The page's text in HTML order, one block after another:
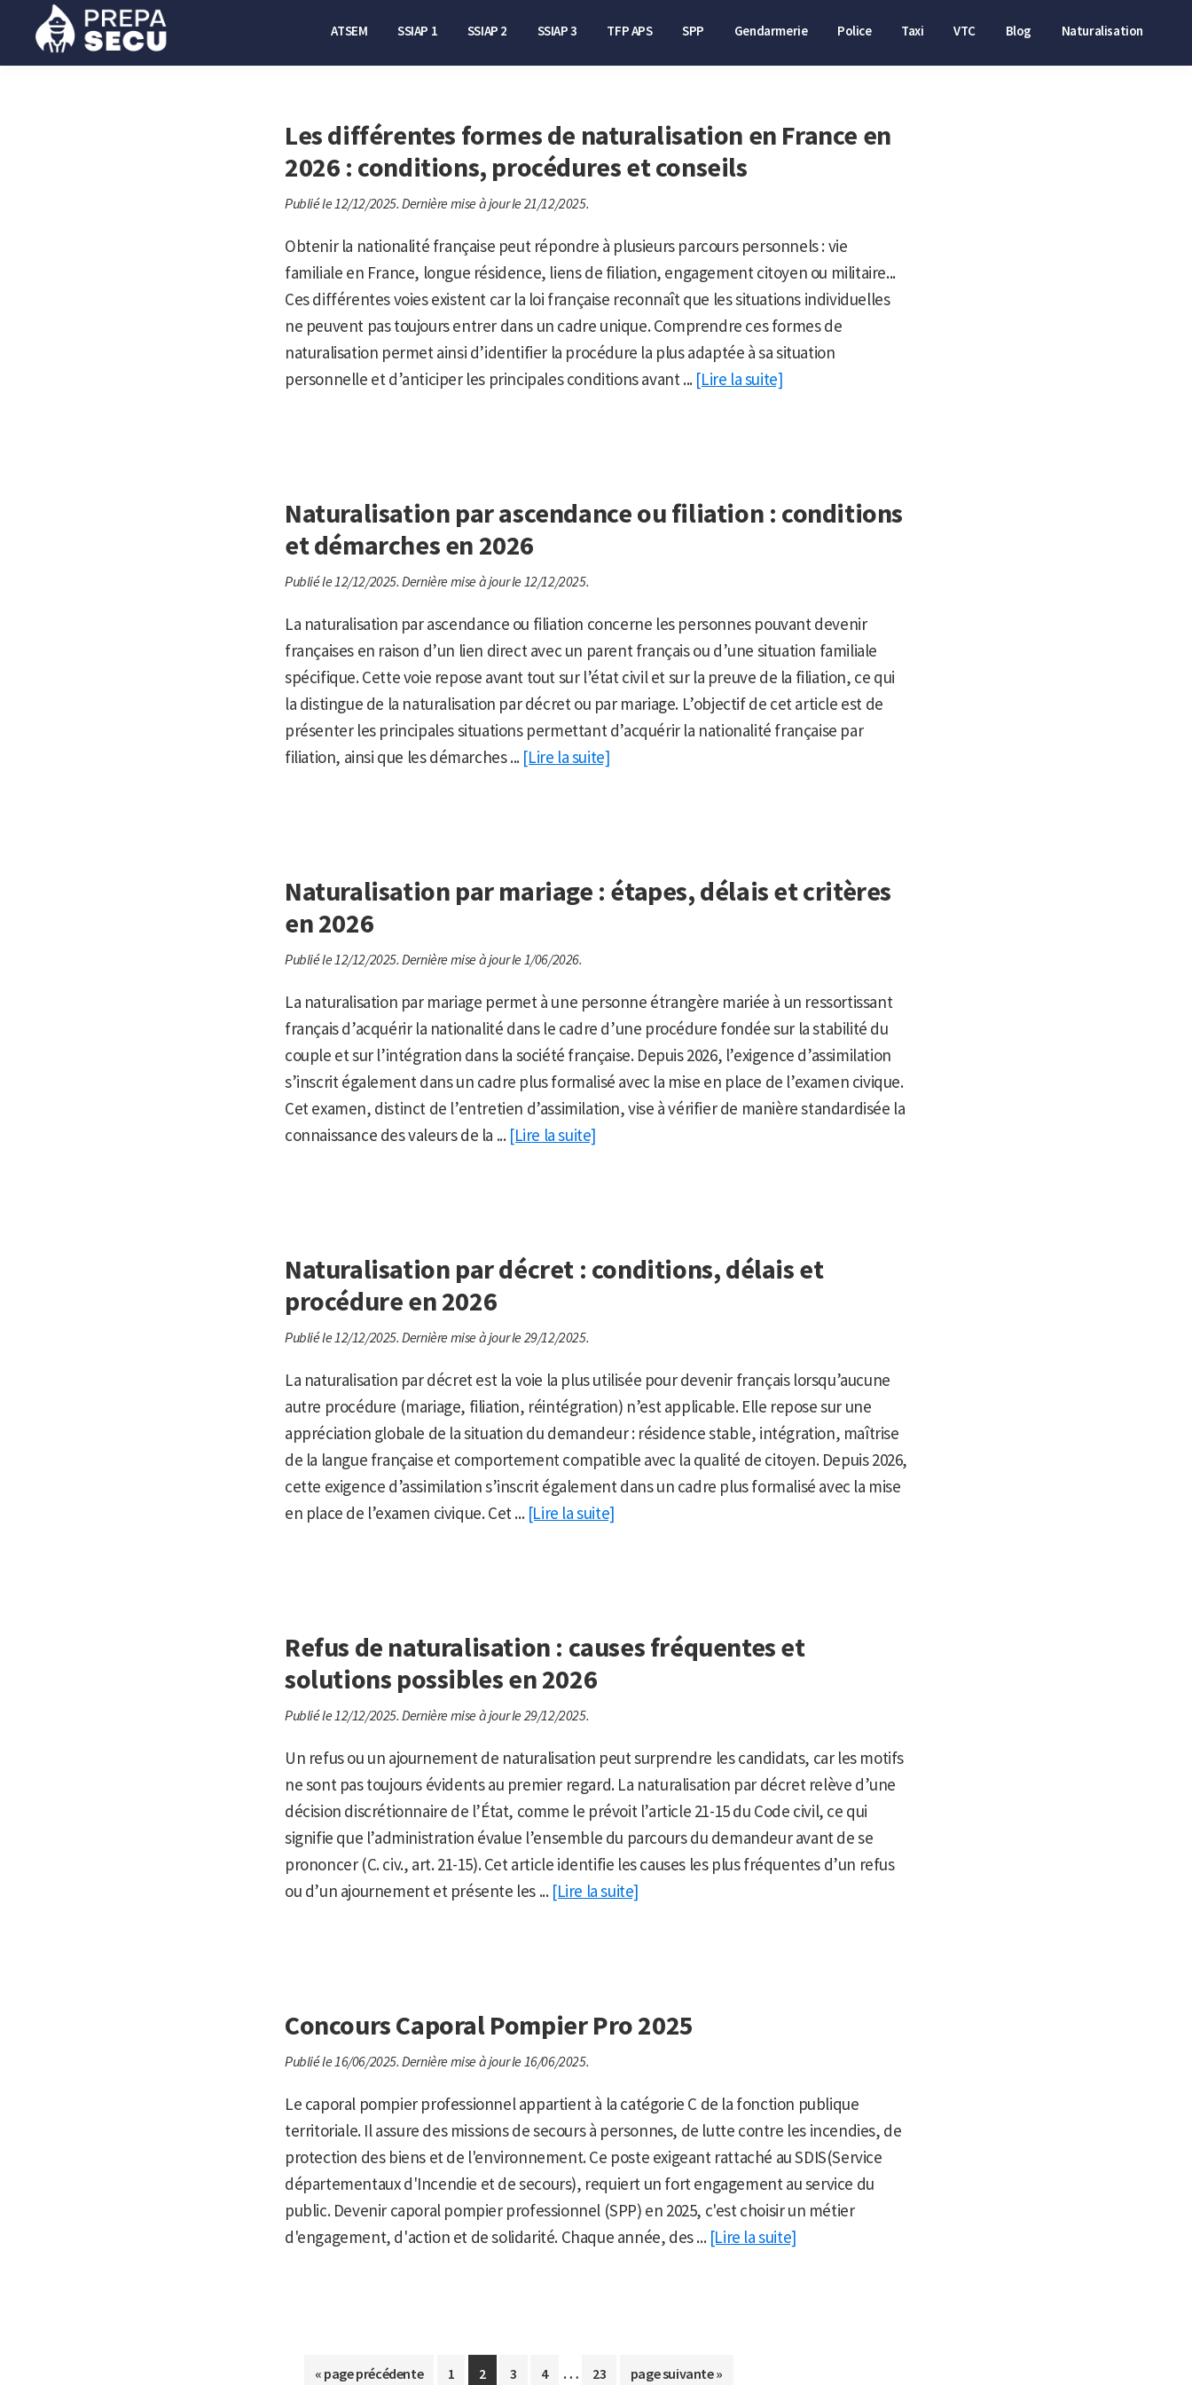
la
contenuPrepasecu
ATSEM SSIAP 1 SSIAP 2 SSIAP 3 TFP APS SPP Gendarmerie Police Taxi VTC Blog Naturalisation
Les différentes formes de naturalisation en France en
2026 : conditions, procédures et conseils
Publié le 12/12/2025. Dernière mise à jour le 21/12/2025.
Obtenir la nationalité française peut répondre à plusieurs parcours personnels : vie
familiale en France, longue résidence, liens de filiation, engagement citoyen ou militaire...
Ces différentes voies existent car la loi française reconnaît que les situations individuelles
ne peuvent pas toujours entrer dans un cadre unique. Comprendre ces formes de
naturalisation permet ainsi d’identifier la procédure la plus adaptée à sa situation
personnelle et d’anticiper les principales conditions avant ... [Lire la suite]
Naturalisation par ascendance ou filiation : conditions
et démarches en 2026
Publié le 12/12/2025. Dernière mise à jour le 12/12/2025.
La naturalisation par ascendance ou filiation concerne les personnes pouvant devenir
françaises en raison d’un lien direct avec un parent français ou d’une situation familiale
spécifique. Cette voie repose avant tout sur l’état civil et sur la preuve de la filiation, ce qui
la distingue de la naturalisation par décret ou par mariage. L’objectif de cet article est de
présenter les principales situations permettant d’acquérir la nationalité française par
filiation, ainsi que les démarches ... [Lire la suite]
Naturalisation par mariage : étapes, délais et critères
en 2026
Publié le 12/12/2025. Dernière mise à jour le 1/06/2026.
La naturalisation par mariage permet à une personne étrangère mariée à un ressortissant
français d’acquérir la nationalité dans le cadre d’une procédure fondée sur la stabilité du
couple et sur l’intégration dans la société française. Depuis 2026, l’exigence d’assimilation
s’inscrit également dans un cadre plus formalisé avec la mise en place de l’examen civique.
Cet examen, distinct de l’entretien d’assimilation, vise à vérifier de manière standardisée la
connaissance des valeurs de la ... [Lire la suite]
Naturalisation par décret : conditions, délais et
procédure en 2026
Publié le 12/12/2025. Dernière mise à jour le 29/12/2025.
La naturalisation par décret est la voie la plus utilisée pour devenir français lorsqu’aucune
autre procédure (mariage, filiation, réintégration) n’est applicable. Elle repose sur une
appréciation globale de la situation du demandeur : résidence stable, intégration, maîtrise
de la langue française et comportement compatible avec la qualité de citoyen. Depuis 2026,
cette exigence d’assimilation s’inscrit également dans un cadre plus formalisé avec la mise
en place de l’examen civique. Cet ... [Lire la suite]
Refus de naturalisation : causes fréquentes et
solutions possibles en 2026
Publié le 12/12/2025. Dernière mise à jour le 29/12/2025.
Un refus ou un ajournement de naturalisation peut surprendre les candidats, car les motifs
ne sont pas toujours évidents au premier regard. La naturalisation par décret relève d’une
décision discrétionnaire de l’État, comme le prévoit l’article 21-15 du Code civil, ce qui
signifie que l’administration évalue l’ensemble du parcours du demandeur avant de se
prononcer (C. civ., art. 21-15). Cet article identifie les causes les plus fréquentes d’un refus
ou d’un ajournement et présente les ... [Lire la suite]
Concours Caporal Pompier Pro 2025
Publié le 16/06/2025. Dernière mise à jour le 16/06/2025.
Le caporal pompier professionnel appartient à la catégorie C de la fonction publique
territoriale. Il assure des missions de secours à personnes, de lutte contre les incendies, de
protection des biens et de l'environnement. Ce poste exigeant rattaché au SDIS(Service
départementaux d'Incendie et de secours), requiert un fort engagement au service du
public. Devenir caporal pompier professionnel (SPP) en 2025, c'est choisir un métier
d'engagement, d'action et de solidarité. Chaque année, des ... [Lire la suite]
« Aller
page précédente Aller
1 Aller
2 Aller
3 Aller
4
Pages
… Aller
23 Aller
page suivante »